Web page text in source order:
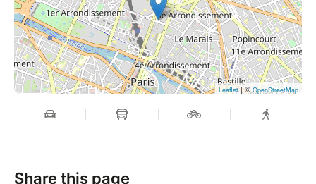
Leaflet| ©OpenStreetMap
Share this page